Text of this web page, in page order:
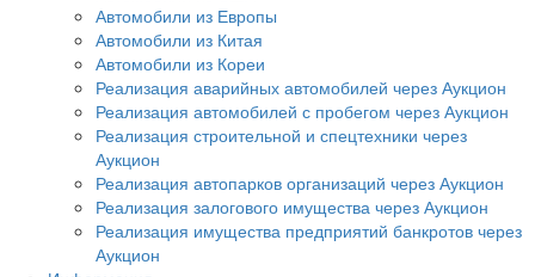
Автомобили из Европы
Автомобили из Китая
Автомобили из Кореи
Реализация аварийных автомобилей через Аукцион
Реализация автомобилей с пробегом через Аукцион
Реализация строительной и спецтехники через
Аукцион
Реализация автопарков организаций через Аукцион
Реализация залогового имущества через Аукцион
Реализация имущества предприятий банкротов через
Аукцион